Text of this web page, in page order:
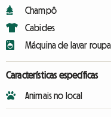
Champô
Cabides
Máquina de lavar roupa
Características específicas
Animais no local